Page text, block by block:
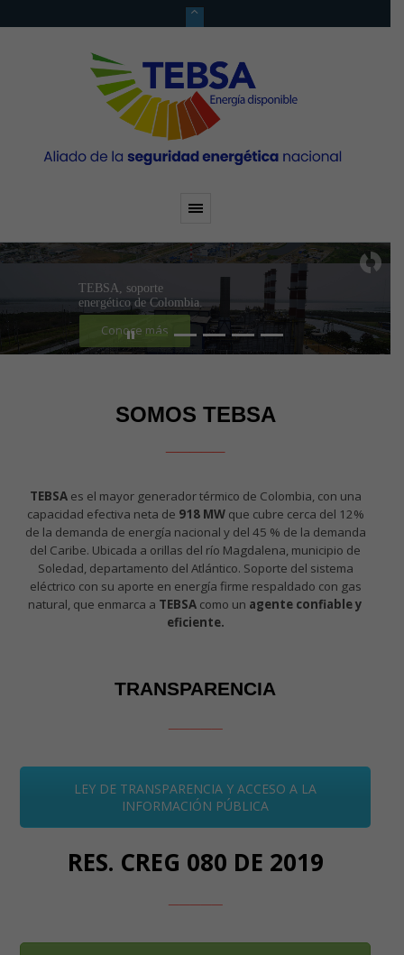
de TEBSA
Conoce más
SOMOS TEBSA
TEBSAes el mayor generador térmico de Colombia, con una
capacidad efectiva neta de 918 MWque cubre cerca del 12%
de la demanda de energía nacional y del 45 % de la demanda
del Caribe. Ubicada a orillas del río Magdalena, municipio de
Soledad, departamento del Atlántico. Soporte del sistema
eléctrico con su aporte en energía firme respaldado con gas
natural, que enmarca a TEBSA como un agente confiable y
eficiente.
TRANSPARENCIA
LEY DE TRANSPARENCIA Y ACCESO A LA
INFORMACIÓN PÚBLICA
RES. CREG 080 DE 2019